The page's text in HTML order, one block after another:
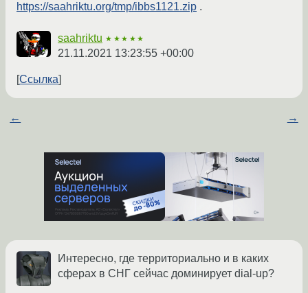
https://saahriktu.org/tmp/ibbs1121.zip .
saahriktu ★★★★★
21.11.2021 13:23:55 +00:00
Ссылка
← →
Интересно, где территориально и в каких
сферах в СНГ сейчас доминирует dial-up?